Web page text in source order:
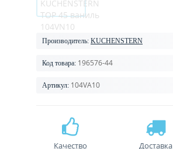
Производитель: KUCHENSTERN
Код товара: 196576-44
Артикул: 104VA10
Качество Доставка